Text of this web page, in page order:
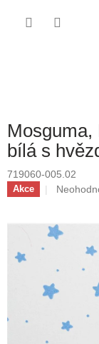
bílá s
719060-005.02
Akce